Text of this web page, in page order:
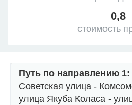
0,8
стоимость
Путь по направлению 1:
Советская улица -
улица Якуба Коласа -